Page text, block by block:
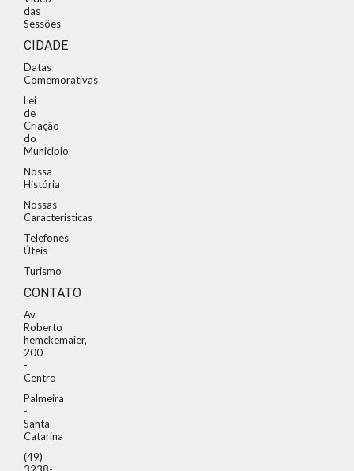
das
Sessões
CIDADE
Datas
Comemorativas
Lei
de
Criação
do
Municipio
Nossa
História
Nossas
Características
Telefones
Úteis
Turismo
CONTATO
Av.
Roberto
hemckemaier,
200
-
Centro
Palmeira
-
Santa
Catarina
(49)